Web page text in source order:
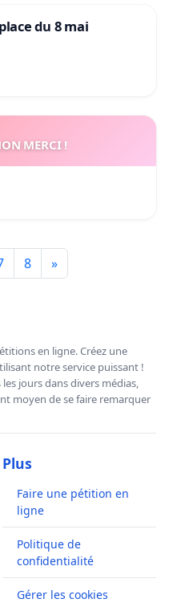
du 8 mai
MERCI !
8 »
en ligne. Créez une
notre service puissant !
jours dans divers médias,
moyen de se faire remarquer
Plus
Faire une pétition en
ligne
Politique de
confidentialité
Gérer les cookies